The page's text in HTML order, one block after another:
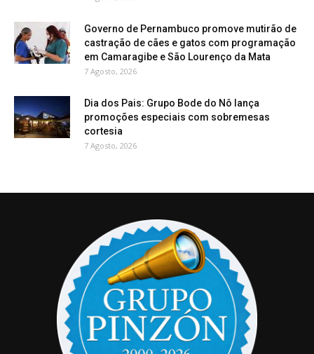
Governo de Pernambuco promove mutirão de
castração de cães e gatos com programação
em Camaragibe e São Lourenço da Mata
7 Agosto, 2026
Dia dos Pais: Grupo Bode do Nô lança
promoções especiais com sobremesas
cortesia
7 Agosto, 2026